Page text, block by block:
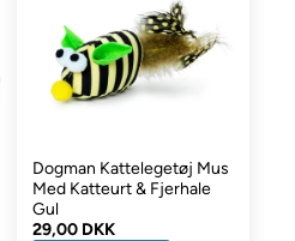
Dogman Kattelegetøj Mus
Med Katteurt & Fjerhale
Gul
29,00 DKK